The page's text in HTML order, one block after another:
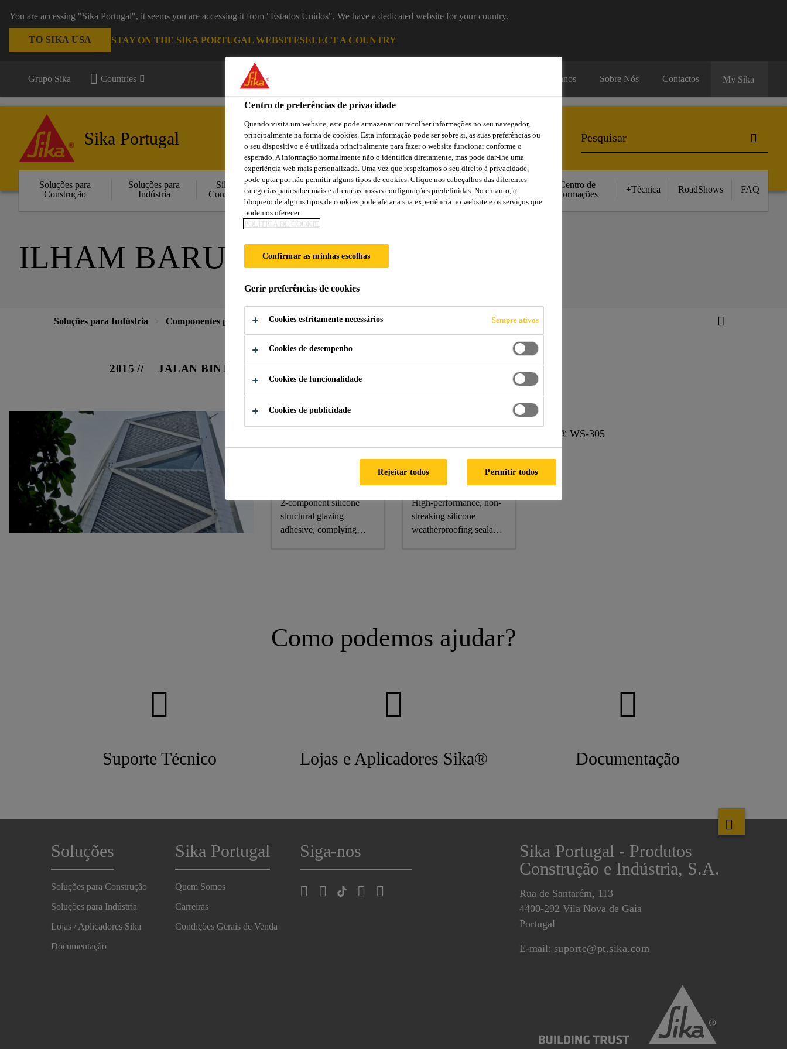
You are accessing "Sika Portugal", it seems you are accessing it from "Estados Unidos". We have a dedicated website for your country.
TO SIKA USA STAY ON THE SIKA PORTUGAL WEBSITESELECT A COUNTRY
Grupo Sika Countries Recursos Humanos Sobre Nós Contactos My Sika
Sika Portugal
Soluções para
Construção
Soluções para
Indústria
Sika
Consigo
Cidade
Sika
Lojas /
Aplicadores Sika
Transferências
Obras de
Referência
Centro de
Formações
+Técnica RoadShows FAQ
ILHAM BARU TOWER
Soluções para Indústria Componentes para a Construção Fachadas Ilham Baru Tower
2015 JALAN BINJAI, KUALA LUMPUR, MALAYSIA
Sikasil® SG-500 CN, Sikasil® SG-18, Sikasil® WS-605 S, Sikasil® WS-305
2-component silicone
structural glazing
adhesive, complying
Sikasil® WS-
605 S
High-performance, non-
streaking silicone
weatherproofing sealant,
Como podemos ajudar?
Suporte Técnico Lojas e Aplicadores Sika® Documentação
Soluções
Soluções para Construção
Soluções para Indústria
Lojas / Aplicadores Sika
Documentação
Sika Portugal
Quem Somos
Carreiras
Condições Gerais de Venda
Siga-nos
Sika Portugal - Produtos
Construção e Indústria, S.A.
Rua de Santarém, 113
4400-292 Vila Nova de Gaia
Portugal
E-mail: suporte@pt.sika.com
Centro de preferências de privacidade
Quando visita um website, este pode armazenar ou recolher informações no seu navegador,
principalmente na forma de cookies. Esta informação pode ser sobre si, as suas preferências ou
o seu dispositivo e é utilizada principalmente para fazer o website funcionar conforme o
esperado. A informação normalmente não o identifica diretamente, mas pode dar-lhe uma
experiência web mais personalizada. Uma vez que respeitamos o seu direito à privacidade,
pode optar por não permitir alguns tipos de cookies. Clique nos cabeçalhos das diferentes
categorias para saber mais e alterar as nossas configurações predefinidas. No entanto, o
bloqueio de alguns tipos de cookies pode afetar a sua experiência no website e os serviços que
podemos oferecer.
POLÍTICA DE COOKIE
Confirmar as minhas escolhas
Gerir preferências de cookies
Cookies estritamente necessários Sempre ativos
Cookies de desempenho
Cookies de funcionalidade
Cookies de publicidade
Rejeitar todos Permitir todos